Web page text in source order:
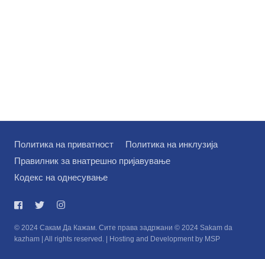
Политика на приватност
Политика на инклузија
Правилник за внатрешно пријавување
Кодекс на однесување
© 2024 Сакам Да Кажам. Сите права задржани © 2024 Sakam da
kazham | All rights reserved. | Hosting and Development by MSP